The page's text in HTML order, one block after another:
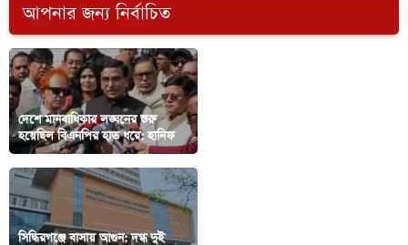
আপনার জন্য নির্বাচিত
দেশে মানবাধিকার লঙ্ঘনের শুরু
হয়েছিল বিএনপির হাত ধরে: হানিফ
সিদ্ধিরগঞ্জে বাসায় আগুন: দগ্ধ দুই